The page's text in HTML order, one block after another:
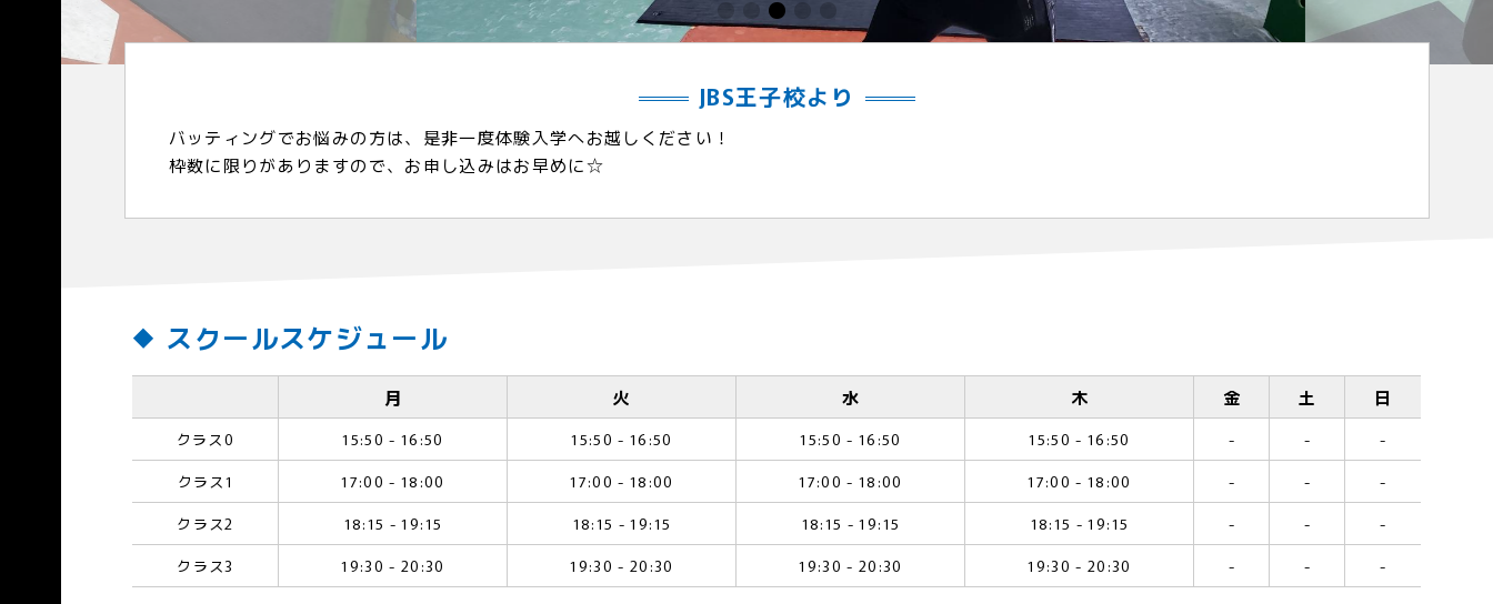
JBS王子校より
バッティングでお悩みの方は、是非一度体験入学へお越しください！
枠数に限りがありますので、お申し込みはお早めに☆
スクールスケジュール
月 火 水 木 金 土 日
クラス0 15:50 - 16:50 15:50 - 16:50 15:50 - 16:50 15:50 - 16:50 - -
-
クラス1
17:00 - 18:00 17:00 - 18:00 17:00 - 18:00 17:00 - 18:00 - -
-
クラス2
18:15 - 19:15 18:15 - 19:15 18:15 - 19:15 18:15 - 19:15 - -
-
クラス3
19:30 - 20:30 19:30 - 20:30 19:30 - 20:30 19:30 - 20:30 - - -